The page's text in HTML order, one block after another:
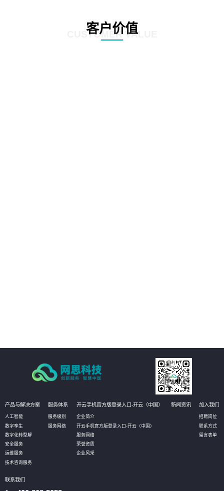
客户价值
CUSTOMER VALUE
产品与解决方案
人工智能
数字孪生
数字化转型解
安全服务
运维服务
技术咨询服务
服务体系
服务级别
服务网络
开云手机官方版登录入口-开云（中国）
企业简介
开云手机官方版登录入口-开云（中国）
服务网络
荣誉资质
企业风采
新闻资讯 加入我们
招聘岗位
联系方式
留言表单
联系我们